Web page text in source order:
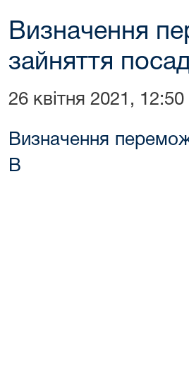
Визначення
зайняття посад
26 квітня 2021, 12:50
Визначення
В